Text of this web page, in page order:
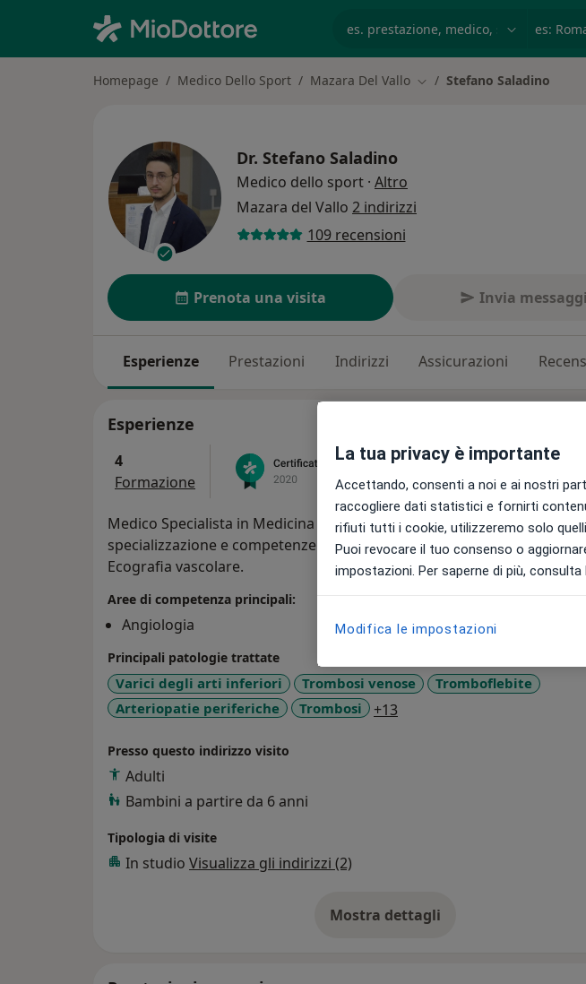
Homepage Medico Dello Sport Mazara Del Vallo Cambia città
Stefano Saladino
Dr. Stefano Saladino
Medico dello sport · Altro
Mazara del Vallo 2 indirizzi
109 recensioni
Prenota una visita Invia
Esperienze Prestazioni Indirizzi Assicurazioni
Esperienze
4
Formazione
Medico Specialista in Medicina dello Sport e dell’Esercizio Fisico, con
specializzazione e competenze specifiche in Ecocardiografia applicata
Ecografia vascolare.
Aree di competenza principali:
Angiologia
Principali patologie trattate
Varici degli arti inferiori Trombosi venose
Tromboflebite
Arteriopatie periferiche
Trombosi +13
Presso questo indirizzo visito
Adulti
Bambini a partire da 6 anni
Tipologia di visite
In studio Visualizza gli indirizzi (2)
Mostra dettagli
sull'esperienza
La tua privacy è importante
Accettando, consenti a noi e ai nostri
raccogliere dati statistici e fornirti
rifiuti tutti i cookie, utilizzeremo solo
Puoi revocare il tuo consenso o
impostazioni. Per saperne di più,
Modifica le impostazioni